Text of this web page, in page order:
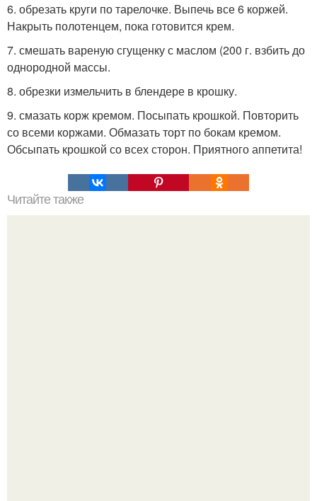
6. обрезать круги по тарелочке. Выпечь все 6 коржей.
Накрыть полотенцем, пока готовится крем.
7. смешать вареную сгущенку с маслом (200 г. взбить до
однородной массы.
8. обрезки измельчить в блендере в крошку.
9. смазать корж кремом. Посыпать крошкой. Повторить
со всеми коржами. Обмазать торт по бокам кремом.
Обсыпать крошкой со всех сторон. Приятного аппетита!
Читайте также